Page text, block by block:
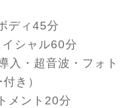
ディ45分
シャル60分
入・超音波・フォト
き）
メント20分